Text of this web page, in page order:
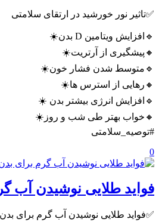
✅تاثیر نور خورشید در ارتقای سلامتی
🔹افزایش ویتامین D بدن☀️
🔸پیشگیری از آرتریت☀️
🔹متوسط شدن فشار خون☀️
🔸رهایی از استرس ها☀️
🔹افزایش انرژی بیشتر بدن ☀️
🔸خواب بهتر طی شب و روز☀️
#توصیه_سلامتی
0
فواید طلایی نوشیدن آب
✅فواید طلایی نوشیدن آب گرم برای بدن